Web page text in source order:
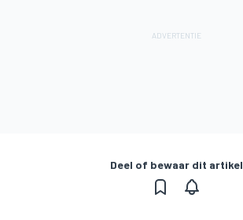
Deel of bewaar dit artikel